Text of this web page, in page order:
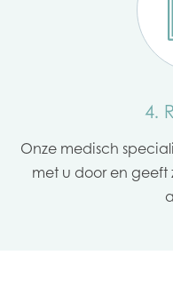
4.
Onze medisch
met u door en